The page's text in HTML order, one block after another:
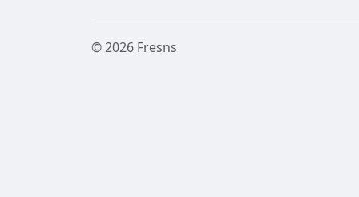
© 2026 Fresns